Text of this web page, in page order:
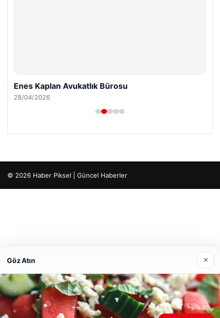
Enes Kaplan Avukatlık Bürosu
28/04/2026
© 2026 Haber Piksel | Güncel Haberler
Göz Atın ×